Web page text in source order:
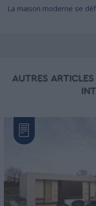
La maison moderne se
AUTRES